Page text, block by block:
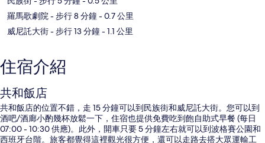
羅馬歌劇院- 步行 8 分鐘- 0.7 公里
威尼託大街- 步行 13 分鐘- 1.1 公里
住宿介紹
共和飯店
共和飯店的位置不錯，走 15 分鐘可以到民族街和威尼託大街。您可以到
酒吧/酒廊小酌幾杯放鬆一下，住宿也提供免費吃到飽自助式早餐 (每日
07:00 - 10:30 供應)。此外，開車只要 5 分鐘左右就可以到波格賽公園和
西班牙台階。旅客都覺得這裡觀光很方便，還可以走路去搭大眾運輸工